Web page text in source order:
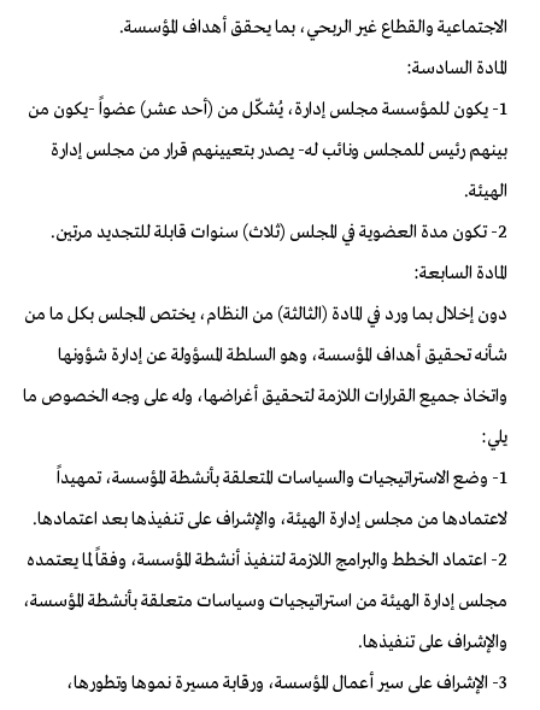
الاجتماعية والقطاع غير الربحي، بما يحقق أهداف المؤسسة.
المادة السادسة:
1- يكون للمؤسسة مجلس إدارة، يُشكّل من (أحد عشر) عضواً -يكون من
بينهم رئيس للمجلس ونائب له- يصدر بتعيينهم قرار من مجلس إدارة
الهيئة.
2- تكون مدة العضوية في المجلس (ثلاث) سنوات قابلة للتجديد مرتين.
المادة السابعة:
دون إخلال بما ورد في المادة (الثالثة) من النظام، يختص المجلس بكل ما من
شأنه تحقيق أهداف المؤسسة، وهو السلطة المسؤولة عن إدارة شؤونها
واتخاذ جميع القرارات اللازمة لتحقيق أغراضها، وله على وجه الخصوص ما
يلي:
1- وضع الاستراتيجيات والسياسات المتعلقة بأنشطة المؤسسة، تمهيداً
لاعتمادها من مجلس إدارة الهيئة، والإشراف على تنفيذها بعد اعتمادها.
2- اعتماد الخطط والبرامج اللازمة لتنفيذ أنشطة المؤسسة، وفقاً لما يعتمده
مجلس إدارة الهيئة من استراتيجيات وسياسات متعلقة بأنشطة المؤسسة،
والإشراف على تنفيذها.
3- الإشراف على سير أعمال المؤسسة، ورقابة مسيرة نموها وتطورها،